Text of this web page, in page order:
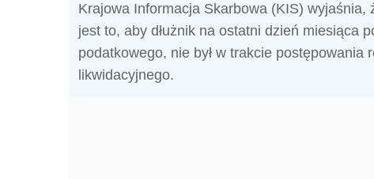
Krajowa Informacja Skarbowa (KIS) wyjaśnia,
jest to, aby dłużnik na ostatni dzień miesiąca
podatkowego, nie był w trakcie postępowania
likwidacyjnego.